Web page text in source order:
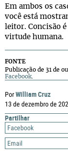
PorWilliam Cruz
13 de dezembro de
Partilhar
Facebook
Email
Em ambos os
você está
leitor. Concisão
virtude humana.
FONTE
Publicação de 31 de
Facebook.